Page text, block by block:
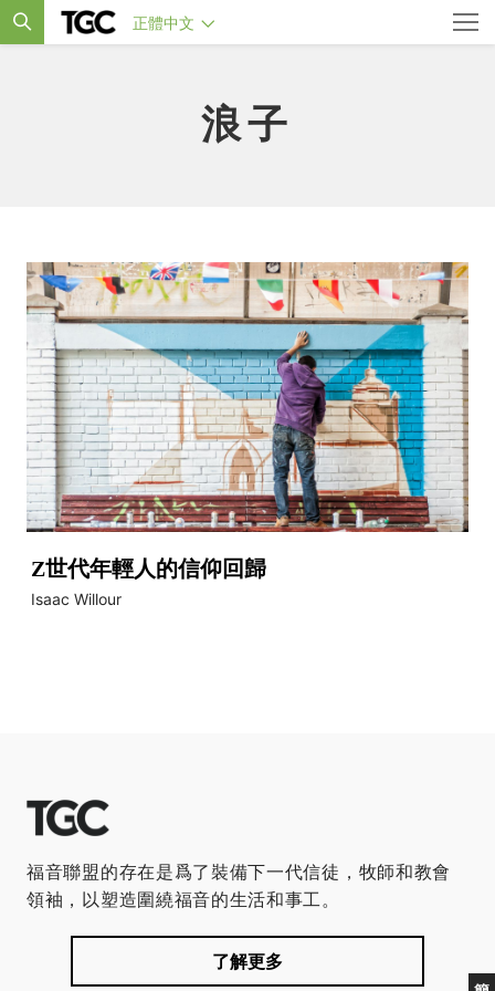
正體中文
浪子
Z世代年輕人的信仰回歸
Isaac Willour
福音聯盟的存在是爲了裝備下一代信徒，牧師和教會
領袖，以塑造圍繞福音的生活和事工。
了解更多